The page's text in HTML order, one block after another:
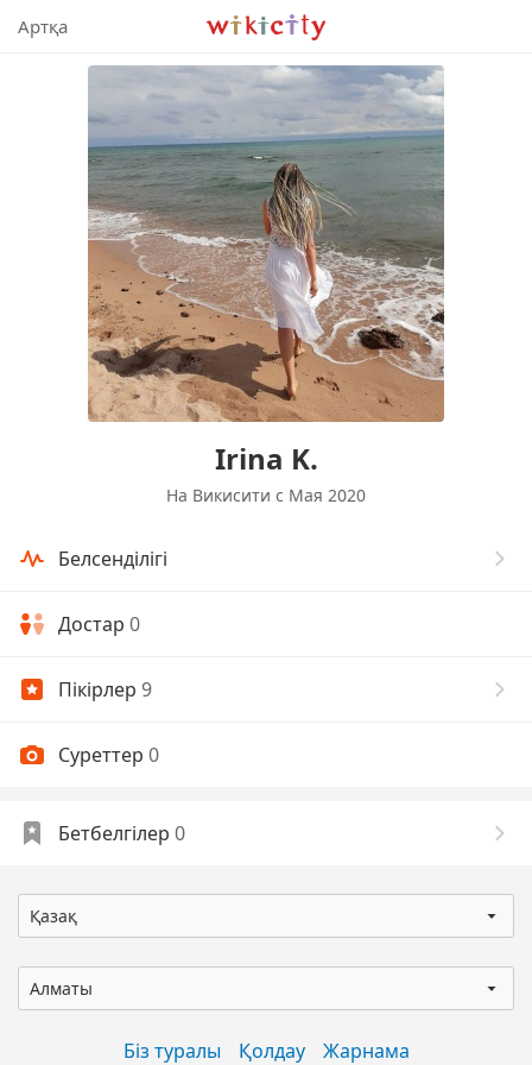
Викисити
Артқа
Irina K.
На Викисити c Мая 2020
Белсенділігі
Достар 0
Пікірлер 9
Суреттер 0
Бетбелгілер 0
Қазақ
Алматы
Біз туралы Қолдау Жарнама